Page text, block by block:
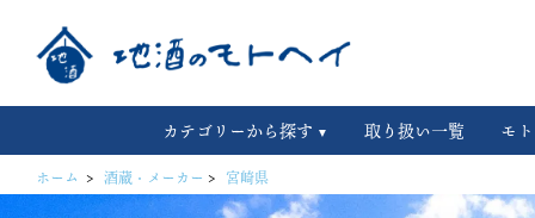
カテゴリーから探す 取り扱い一覧 モ
ホーム > 酒蔵・メーカー > 宮崎県